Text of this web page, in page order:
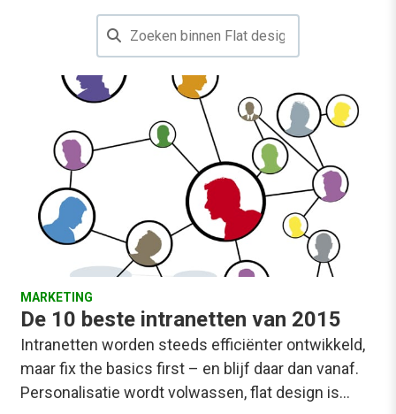
MARKETING
De 10 beste intranetten van 2015
Intranetten worden steeds efficiënter ontwikkeld,
maar fix the basics first – en blijf daar dan vanaf.
Personalisatie wordt volwassen, flat design is…